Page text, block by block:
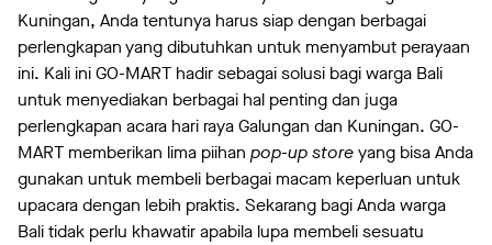
Kuningan, Anda tentunya harus siap dengan berbagai
perlengkapan yang dibutuhkan untuk menyambut perayaan
ini. Kali ini GO-MART hadir sebagai solusi bagi warga Bali
untuk menyediakan berbagai hal penting dan juga
perlengkapan acara hari raya Galungan dan Kuningan. GO-
MART memberikan lima piihan pop-up storeyang bisa Anda
gunakan untuk membeli berbagai macam keperluan untuk
upacara dengan lebih praktis. Sekarang bagi Anda warga
Bali tidak perlu khawatir apabila lupa membeli sesuatu